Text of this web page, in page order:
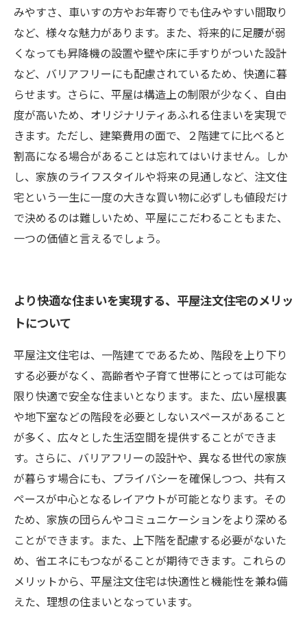
みやすさ、車いすの方やお年寄りでも住みやすい間取り
など、様々な魅力があります。また、将来的に足腰が弱
くなっても昇降機の設置や壁や床に手すりがついた設計
など、バリアフリーにも配慮されているため、快適に暮
らせます。さらに、平屋は構造上の制限が少なく、自由
度が高いため、オリジナリティあふれる住まいを実現で
きます。ただし、建築費用の面で、２階建てに比べると
割高になる場合があることは忘れてはいけません。しか
し、家族のライフスタイルや将来の見通しなど、注文住
宅という一生に一度の大きな買い物に必ずしも値段だけ
で決めるのは難しいため、平屋にこだわることもまた、
一つの価値と言えるでしょう。
より快適な住まいを実現する、平屋注文住宅のメリッ
トについて
平屋注文住宅は、一階建てであるため、階段を上り下り
する必要がなく、高齢者や子育て世帯にとっては可能な
限り快適で安全な住まいとなります。また、広い屋根裏
や地下室などの階段を必要としないスペースがあること
が多く、広々とした生活空間を提供することができま
す。さらに、バリアフリーの設計や、異なる世代の家族
が暮らす場合にも、プライバシーを確保しつつ、共有ス
ペースが中心となるレイアウトが可能となります。その
ため、家族の団らんやコミュニケーションをより深める
ことができます。また、上下階を配慮する必要がないた
め、省エネにもつながることが期待できます。これらの
メリットから、平屋注文住宅は快適性と機能性を兼ね備
えた、理想の住まいとなっています。